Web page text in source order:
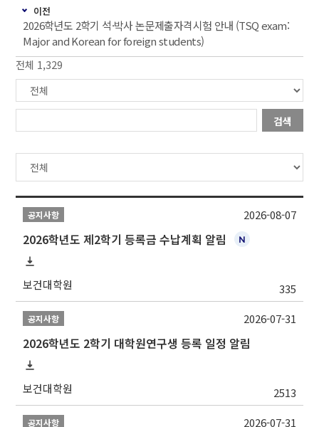
이전
2026학년도 2학기 석·박사 논문제출자격시험 안내 (TSQ exam:
Major and Korean for foreign students)
전체 1,329
검색
공지사항
2026학년도 제2학기 등록금 수납계획 알림
보건대학원 335
2026-08-07
공지사항
2026학년도 2학기 대학원연구생 등록 일정 알림
보건대학원 2513
2026-07-31
공지사항 2026-07-31